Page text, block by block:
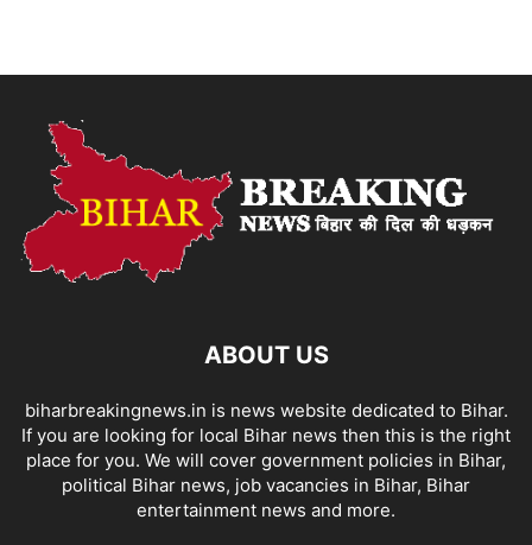
ABOUT US
biharbreakingnews.in is news website dedicated to Bihar.
If you are looking for local Bihar news then this is the right
place for you. We will cover government policies in Bihar,
political Bihar news, job vacancies in Bihar, Bihar
entertainment news and more.